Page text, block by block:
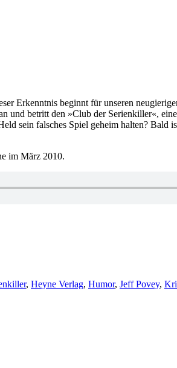
Erkenntnis beginnt für unseren
und betritt den »Club der Serienkiller«,
sein falsches Spiel geheim halten? Bald
im März 2010.
, Heyne Verlag, Humor, Jeff Povey,